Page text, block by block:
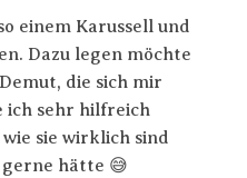
einem Karussell und
Dazu legen möchte
die sich mir
ich sehr hilfreich
sie wirklich sind
gerne hätte 😅